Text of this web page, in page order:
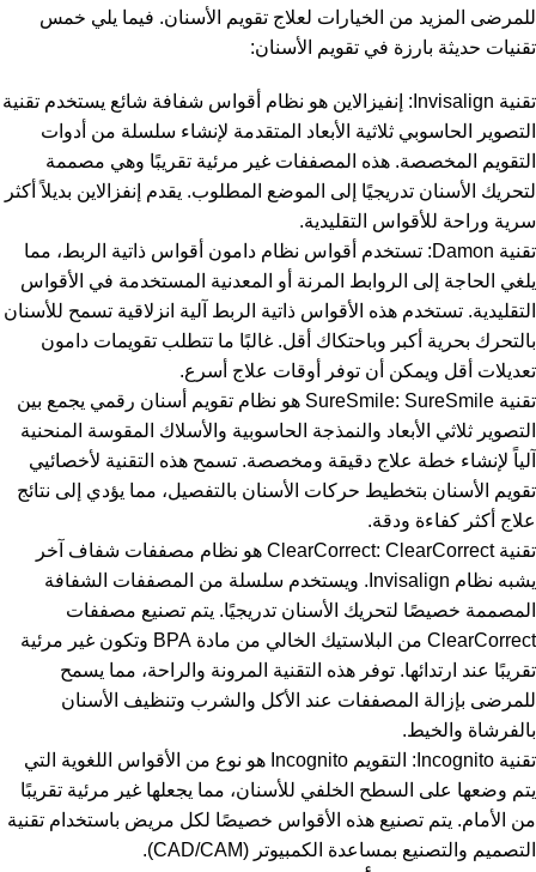
للمرضى المزيد من الخيارات لعلاج تقويم الأسنان. فيما يلي خمس
تقنيات حديثة بارزة في تقويم الأسنان:
تقنية Invisalign: إنفيزالاين هو نظام أقواس شفافة شائع يستخدم تقنية
التصوير الحاسوبي ثلاثية الأبعاد المتقدمة لإنشاء سلسلة من أدوات
التقويم المخصصة. هذه المصففات غير مرئية تقريبًا وهي مصممة
لتحريك الأسنان تدريجيًا إلى الموضع المطلوب. يقدم إنفزالاين بديلاً أكثر
سرية وراحة للأقواس التقليدية.
تقنية Damon: تستخدم أقواس نظام دامون أقواس ذاتية الربط، مما
يلغي الحاجة إلى الروابط المرنة أو المعدنية المستخدمة في الأقواس
التقليدية. تستخدم هذه الأقواس ذاتية الربط آلية انزلاقية تسمح للأسنان
بالتحرك بحرية أكبر وباحتكاك أقل. غالبًا ما تتطلب تقويمات دامون
تعديلات أقل ويمكن أن توفر أوقات علاج أسرع.
تقنية SureSmile: SureSmile هو نظام تقويم أسنان رقمي يجمع بين
التصوير ثلاثي الأبعاد والنمذجة الحاسوبية والأسلاك المقوسة المنحنية
آلياً لإنشاء خطة علاج دقيقة ومخصصة. تسمح هذه التقنية لأخصائيي
تقويم الأسنان بتخطيط حركات الأسنان بالتفصيل، مما يؤدي إلى نتائج
علاج أكثر كفاءة ودقة.
تقنية ClearCorrect: ClearCorrect هو نظام مصففات شفاف آخر
يشبه نظام Invisalign. ويستخدم سلسلة من المصففات الشفافة
المصممة خصيصًا لتحريك الأسنان تدريجيًا. يتم تصنيع مصففات
ClearCorrect من البلاستيك الخالي من مادة BPA وتكون غير مرئية
تقريبًا عند ارتدائها. توفر هذه التقنية المرونة والراحة، مما يسمح
للمرضى بإزالة المصففات عند الأكل والشرب وتنظيف الأسنان
بالفرشاة والخيط.
تقنية Incognito: التقويم Incognito هو نوع من الأقواس اللغوية التي
يتم وضعها على السطح الخلفي للأسنان، مما يجعلها غير مرئية تقريبًا
من الأمام. يتم تصنيع هذه الأقواس خصيصًا لكل مريض باستخدام تقنية
التصميم والتصنيع بمساعدة الكمبيوتر (CAD/CAM).